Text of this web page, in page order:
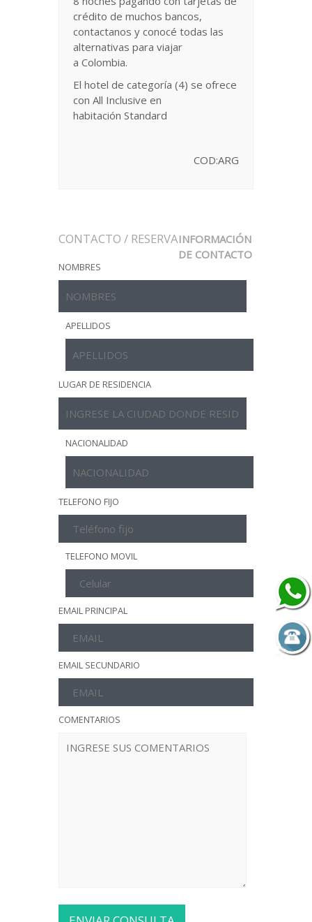
crédito de muchos bancos,
contactanos y conocé todas las
alternativas para viajar
a Colombia.
El hotel de categoría (4) se ofrece
con All Inclusive en
habitación Standard
COD:ARG
CONTACTO / RESERVAINFORMACIÓN
DE CONTACTO
NOMBRES
APELLIDOS
LUGAR DE RESIDENCIA
NACIONALIDAD
TELEFONO FIJO
TELEFONO MOVIL
EMAIL PRINCIPAL
EMAIL SECUNDARIO
COMENTARIOS